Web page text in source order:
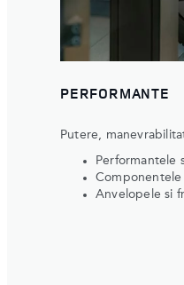
PERFORMANTE
Putere,
Performantele
Componentele
Anvelopele si